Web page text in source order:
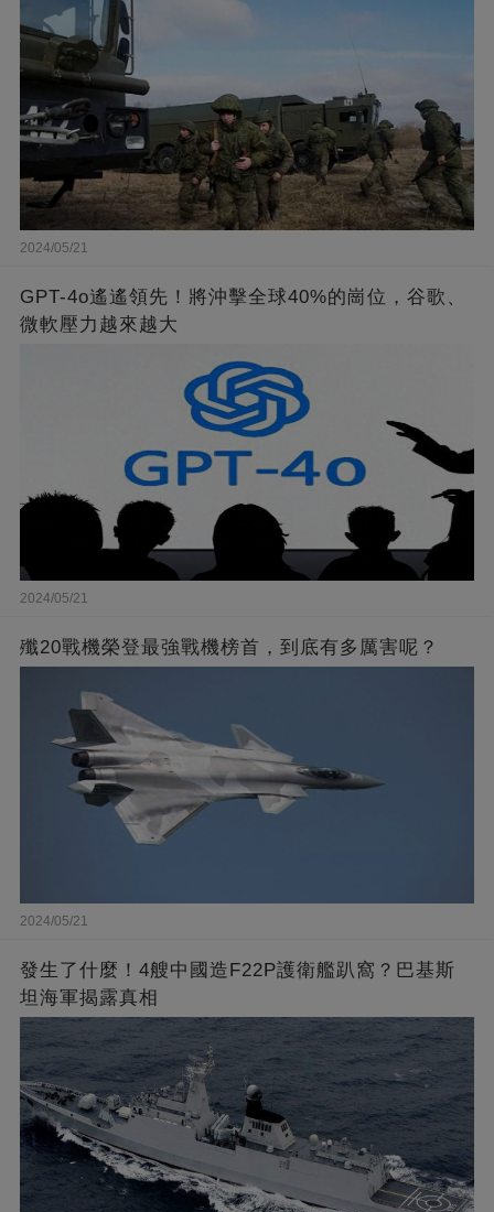
2024/05/21
GPT-4o遙遙領先！將沖擊全球40%的崗位，谷歌、
微軟壓力越來越大
2024/05/21
殲20戰機榮登最強戰機榜首，到底有多厲害呢？
2024/05/21
發生了什麼！4艘中國造F22P護衛艦趴窩？巴基斯
坦海軍揭露真相